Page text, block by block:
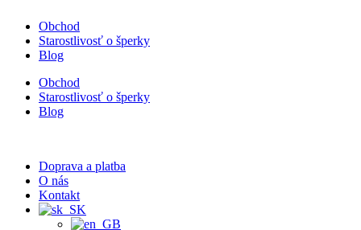
Obchod
Starostlivosť o šperky
Blog
Obchod
Starostlivosť o šperky
Blog
Doprava a platba
O nás
Kontakt